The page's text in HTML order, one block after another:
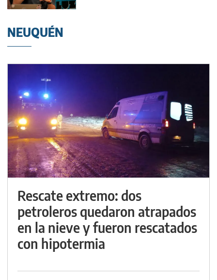
NEUQUÉN
Rescate extremo: dos
petroleros quedaron atrapados
en la nieve y fueron rescatados
con hipotermia